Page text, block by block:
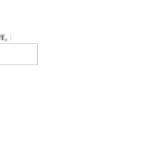
цифровое и кабельное